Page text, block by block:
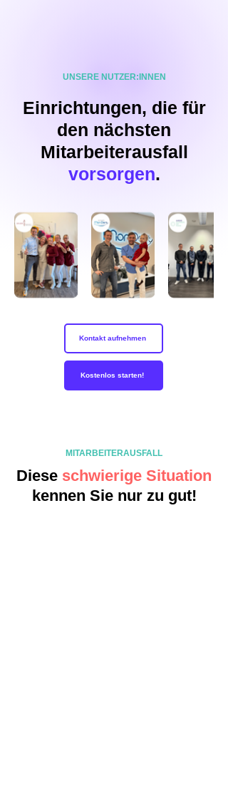
UNSERE NUTZER:INNEN
Einrichtungen, die für
den nächsten
Mitarbeiterausfall
vorsorgen.
Kontakt aufnehmen
Kostenlos starten!
MITARBEITERAUSFALL
Diese schwierige Situation
kennen Sie nur zu gut!